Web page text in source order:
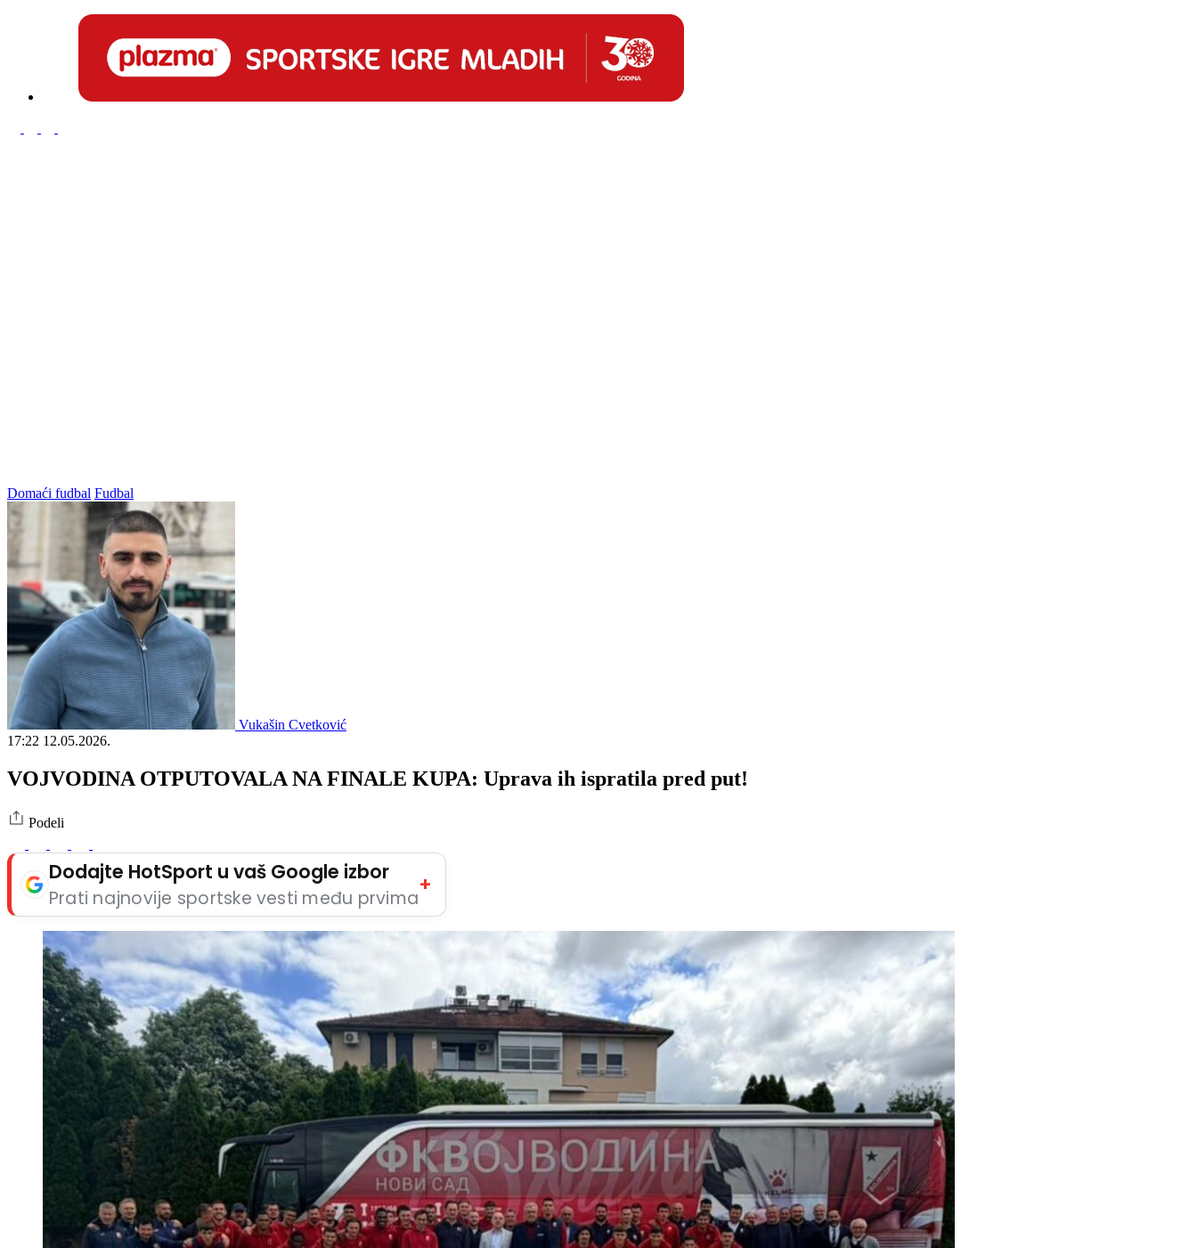
Domaći fudbal Fudbal
Vukašin Cvetković
17:22 12.05.2026.
VOJVODINA OTPUTOVALA NA FINALE KUPA: Uprava ih ispratila pred put!
Podeli
Dodajte HotSport u vaš Google izbor
Prati najnovije sportske vesti među prvima
+